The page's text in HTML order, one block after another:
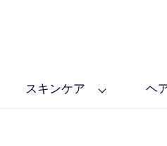
スキンケア ヘ